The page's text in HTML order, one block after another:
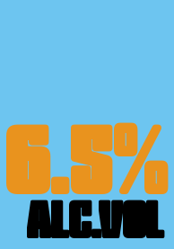
ALC.VOL
6.5%